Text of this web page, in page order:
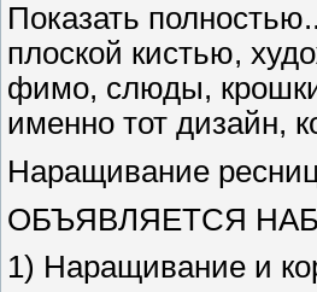
Показать
плоской кистью,
фимо, слюды, крошки
именно тот дизайн,
Наращивание
ОБЪЯВЛЯЕТСЯ
1) Наращивание и